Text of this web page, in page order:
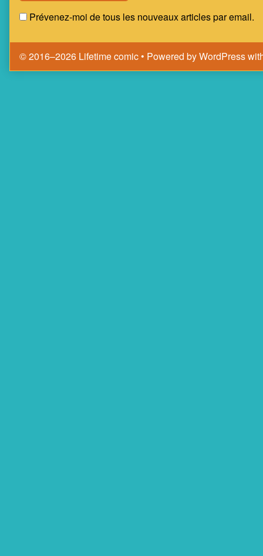
Prévenez-moi de tous les nouveaux articles par email.
© 2016–2026 Lifetime comic • Powered byWordPress